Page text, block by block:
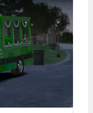
Balıkesir
Bilecik
Bingöl
Bitlis
Burdur